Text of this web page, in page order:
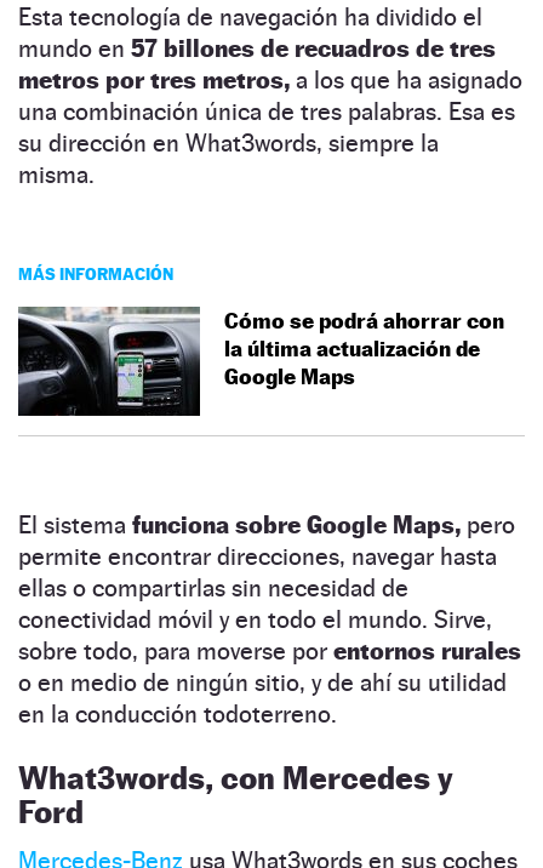
Esta tecnología de navegación ha dividido el
mundo en 57 billones de recuadros de tres
metros por tres metros, a los que ha asignado
una combinación única de tres palabras. Esa es
su dirección en What3words, siempre la
misma.
MÁS INFORMACIÓN
Cómo se podrá ahorrar con
la última actualización de
Google Maps
El sistema funciona sobre Google Maps, pero
permite encontrar direcciones, navegar hasta
ellas o compartirlas sin necesidad de
conectividad móvil y en todo el mundo. Sirve,
sobre todo, para moverse por entornos rurales
o en medio de ningún sitio, y de ahí su utilidad
en la conducción todoterreno.
What3words, con Mercedes y
Ford
Mercedes-Benz usa What3words en sus coches